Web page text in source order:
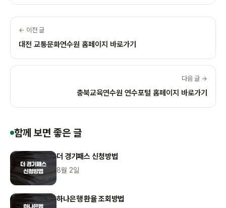
← 이전 글
대전 교통문화연수원 홈페이지 바로가기
다음 글 →
충북교육연수원 연수포털 홈페이지 바로가기
함께 보면 좋은 글
더 경기패스 신청방법
8월 2일
하나은행 환율 조회방법